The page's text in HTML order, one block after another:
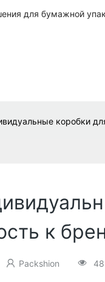
для бумажной
коробки
к
Packshion 48